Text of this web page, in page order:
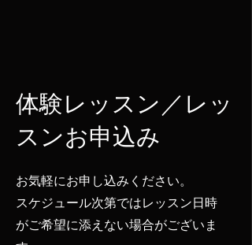
体験レッスン／レッ
スンお申込み
お気軽にお申し込みください。
スケジュール次第ではレッスン日時
がご希望に添えない場合がございま